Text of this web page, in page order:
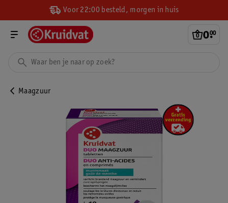
Voor 22:00 besteld, morgen in huis
0.
00
Maagzuur